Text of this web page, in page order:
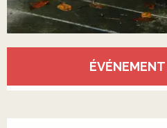
Ouverture et